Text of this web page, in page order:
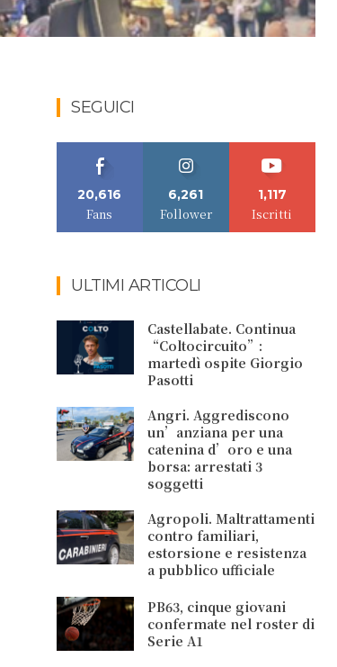
SEGUICI
20,616
Fans
6,261
Follower
1,117
Iscritti
ULTIMI ARTICOLI
Castellabate. Continua
“Coltocircuito”:
martedì ospite Giorgio
Pasotti
Angri. Aggrediscono
un’anziana per una
catenina d’oro e una
borsa: arrestati 3
soggetti
Agropoli. Maltrattamenti
contro familiari,
estorsione e resistenza
a pubblico ufficiale
PB63, cinque giovani
confermate nel roster di
Serie A1